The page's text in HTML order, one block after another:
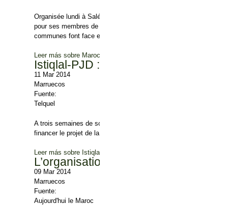
Organisée lundi à Salé, la 3ème session du conseil
pour ses membres de réclamer plus de moyens matériels et
communes font face et répondre aux attentes des citoyens.
Leer más sobre Maroc: Les Présidents des Communes veulent
Istiqlal-PJD : tensions autour du
11 Mar 2014
Marruecos
Fuente:
Telquel
A trois semaines de son retrait du poste de président de la
financer le projet de la chaîne parlementaire. Cette initiative de
Leer más sobre Istiqlal-PJD : tensions autour du projet de chaîne
L’organisation féminine du PAM voit
09 Mar 2014
Marruecos
Fuente:
Aujourd'hui le Maroc